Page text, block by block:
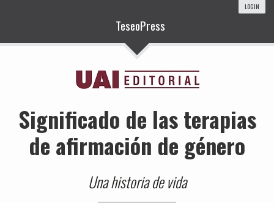
LOGIN
TeseoPress
Significado de las terapias
de afirmación de género
Una historia de vida